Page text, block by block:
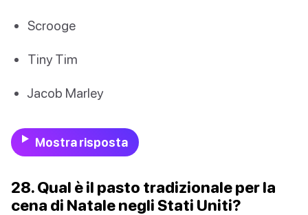
Scrooge
Tiny Tim
Jacob Marley
Mostra risposta
28. Qual è il pasto tradizionale per la
cena di Natale negli Stati Uniti?